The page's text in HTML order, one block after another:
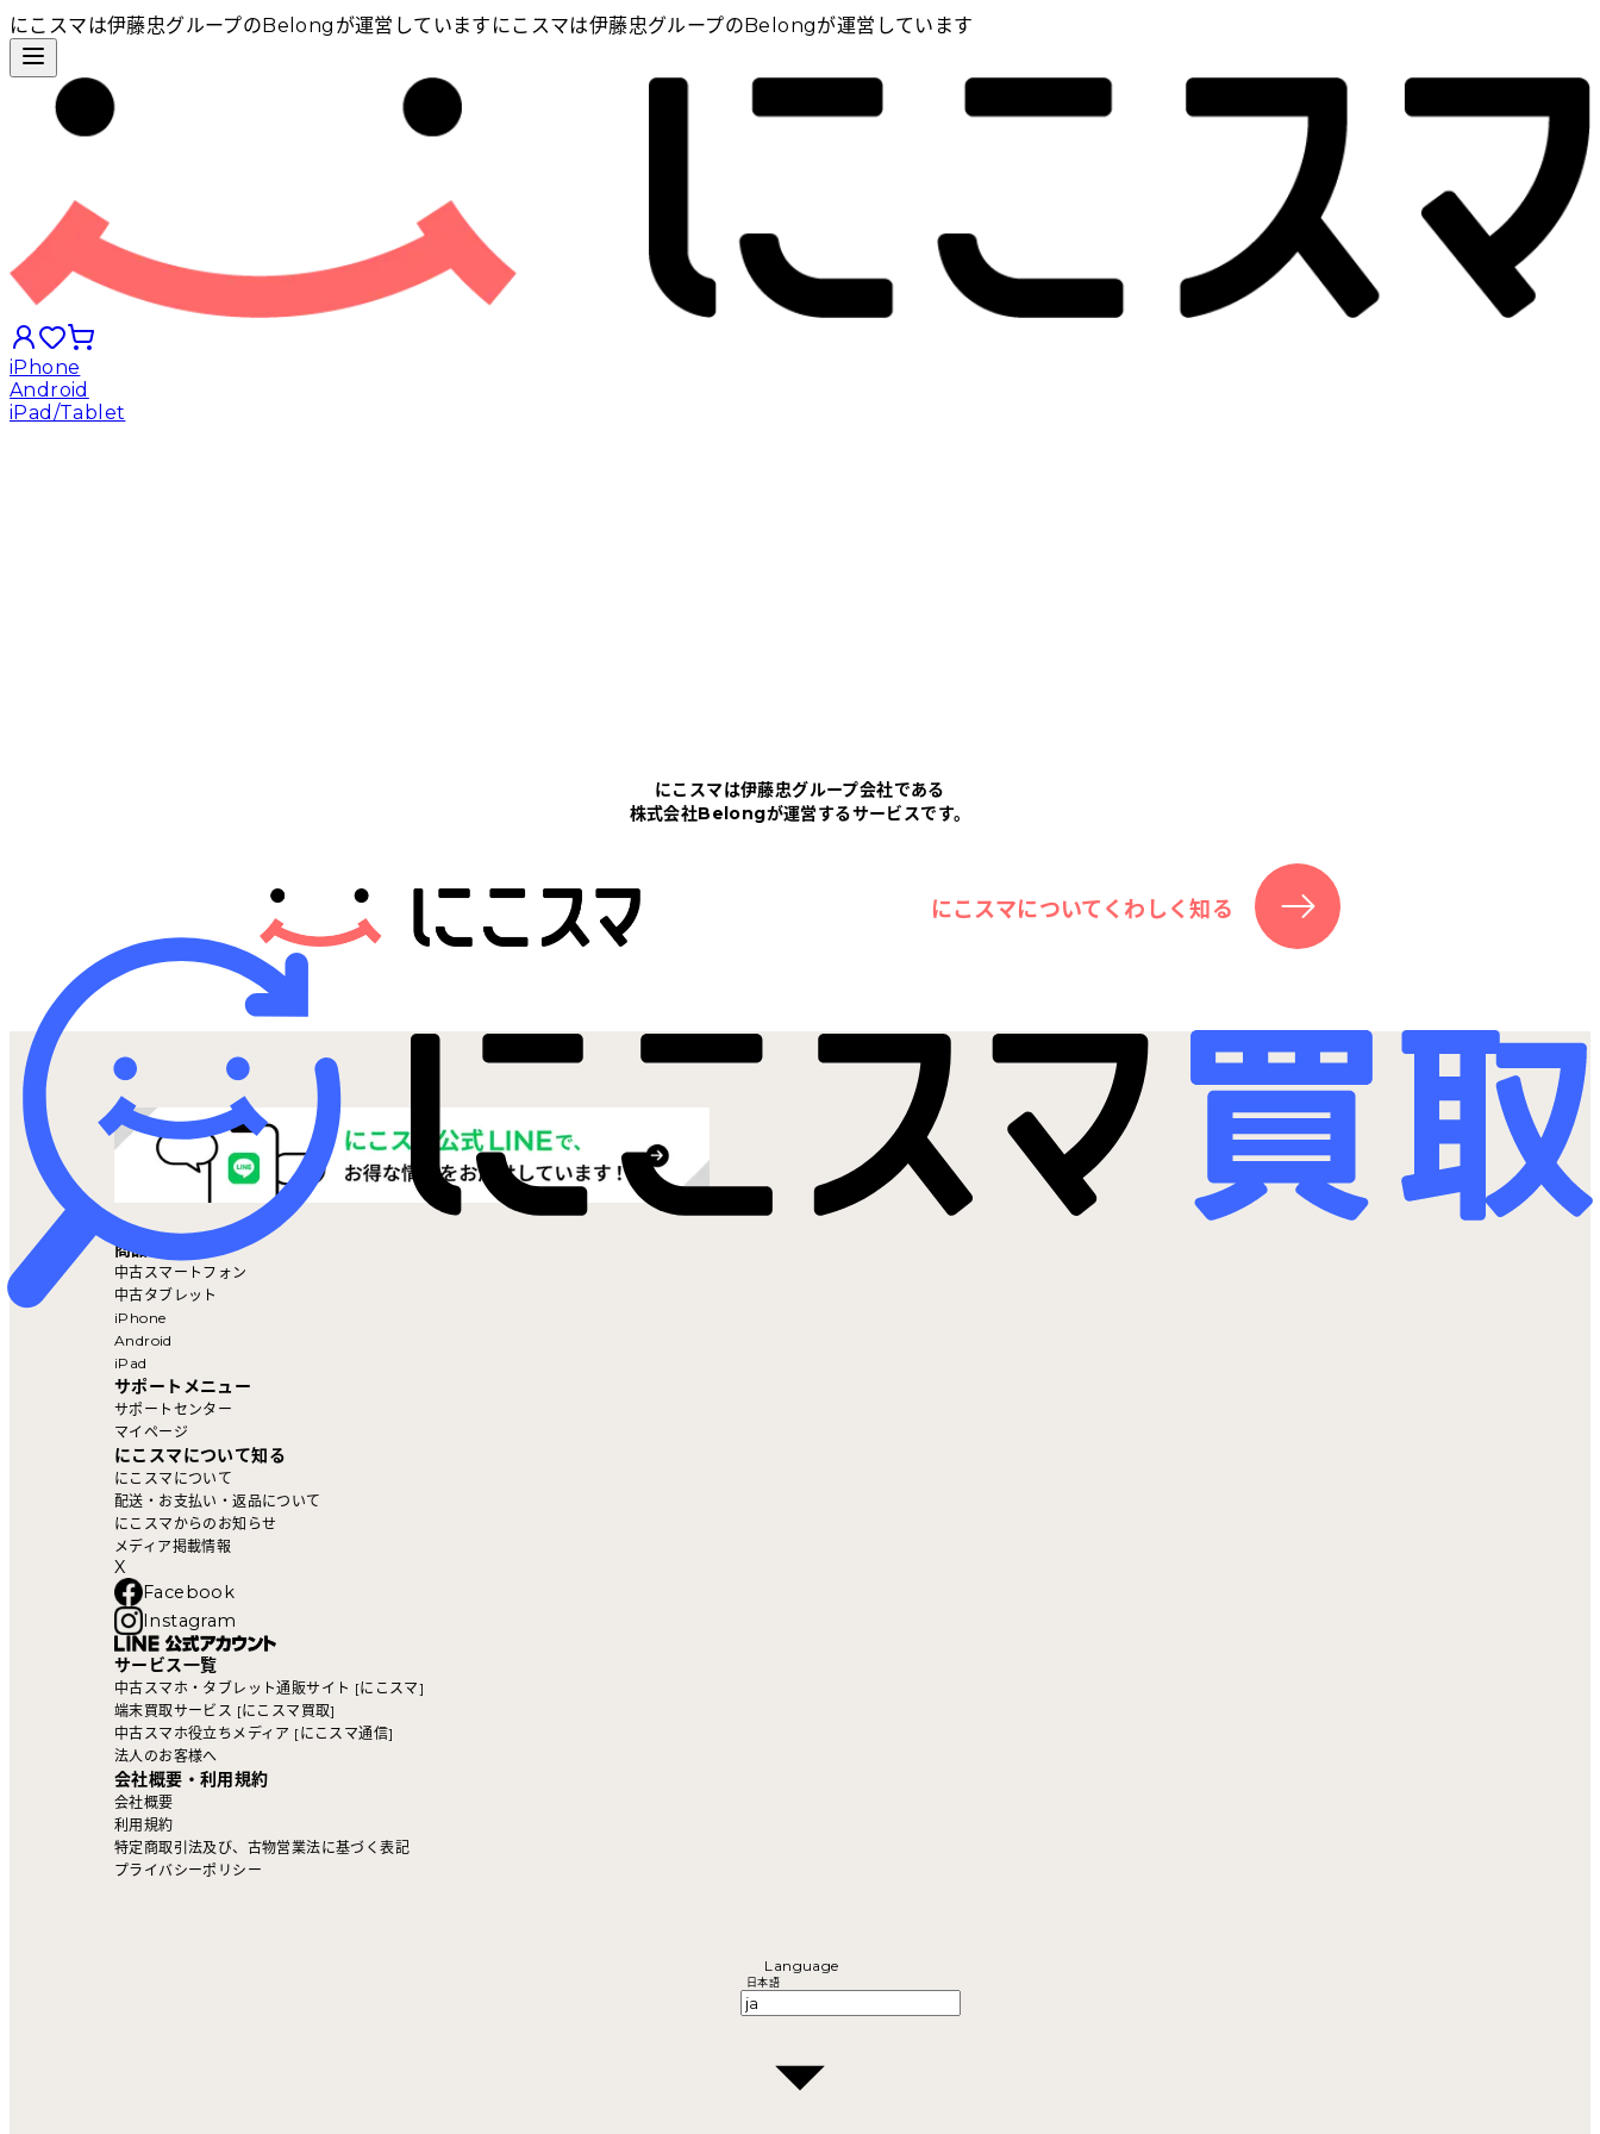
にこスマは伊藤忠グループのBelongが運営しています にこスマは伊藤忠グループのBelongが運営しています
iPhone
Android
iPad/Tablet
ニュース
にこスマ通信
マイページ
にこスマは伊藤忠グループ会社である
株式会社Belongが運営するサービスです。
にこスマについてくわしく知る
商品を探す
中古スマートフォン
中古タブレット
iPhone
Android
iPad
サポートメニュー
サポートセンター
マイページ
にこスマについて知る
にこスマについて
配送・お支払い・返品について
にこスマからのお知らせ
メディア掲載情報
X
Facebook
Instagram
サービス一覧
中古スマホ・タブレット通販サイト [にこスマ]
端末買取サービス [にこスマ買取]
中古スマホ役立ちメディア [にこスマ通信]
法人のお客様へ
会社概要・利用規約
会社概要
利用規約
特定商取引法及び、古物営業法に基づく表記
プライバシーポリシー
Language
日本語